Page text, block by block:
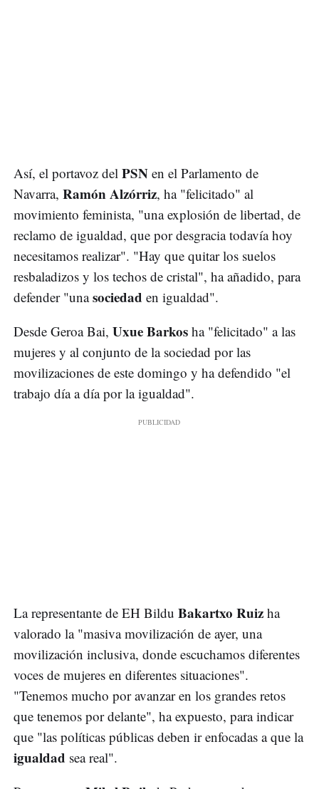
Así, el portavoz del PSN en el Parlamento de
Navarra, Ramón Alzórriz, ha "felicitado" al
movimiento feminista, "una explosión de libertad, de
reclamo de igualdad, que por desgracia todavía hoy
necesitamos realizar". "Hay que quitar los suelos
resbaladizos y los techos de cristal", ha añadido, para
defender "unasociedad en igualdad".
Desde Geroa Bai, Uxue Barkos ha "felicitado" a las
mujeres y al conjunto de la sociedad por las
movilizaciones de este domingo y ha defendido "el
trabajo día a día por la igualdad".
La representante de EH Bildu Bakartxo Ruiz ha
valorado la "masiva movilización de ayer, una
movilización inclusiva, donde escuchamos diferentes
voces de mujeres en diferentes situaciones".
"Tenemos mucho por avanzar en los grandes retos
que tenemos por delante", ha expuesto, para indicar
que "las políticas públicas deben ir enfocadas a que la
igualdad sea real".